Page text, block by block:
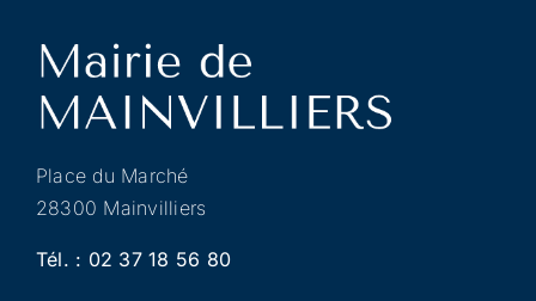
Place du Marché
28300 Mainvilliers
Tél. : 02 37 18 56 80